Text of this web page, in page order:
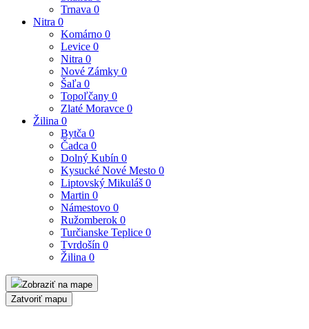
Trnava 0
Nitra 0
Komárno 0
Levice 0
Nitra 0
Nové Zámky 0
Šaľa 0
Topoľčany 0
Zlaté Moravce 0
Žilina 0
Bytča 0
Čadca 0
Dolný Kubín 0
Kysucké Nové Mesto 0
Liptovský Mikuláš 0
Martin 0
Námestovo 0
Ružomberok 0
Turčianske Teplice 0
Tvrdošín 0
Žilina 0
Zobraziť na mape
Zatvoriť mapu